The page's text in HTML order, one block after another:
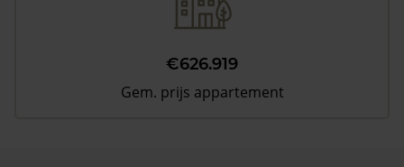
€626.919
Gem. prijs appartement